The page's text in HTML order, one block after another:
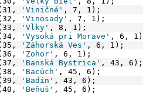
'Viničné' , 7, 1);
'Vinosady' , 7, 1);
'Vlky' , 8, 1);
'Vysoká pri Morave' , 6,
'Záhorská Ves' , 6, 1);
'Zohor' , 6, 1);
'Banská Bystrica' , 43, 6);
'Bacúch' , 45, 6);
'Badín' , 43, 6);
'Beňuš' , 45, 6);